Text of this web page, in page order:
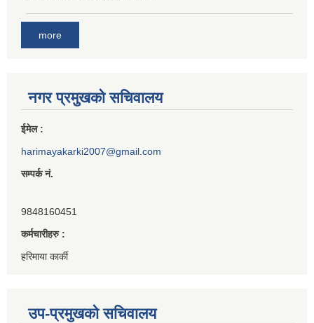
more
नगर प्रमुखको सचिवालय
ईमेल :
harimayakarki2007@gmail.com
सम्पर्क नं.
9848160451
कर्मचारीहरु :
हरिमाया कार्की
उप-प्रमुखको सचिवालय